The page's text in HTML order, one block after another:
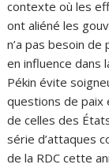
contexte où les
ont aliéné les
n’a pas besoin
en influence dans
Pékin évite
questions de paix
de celles des
série d’attaques
de la RDC cette